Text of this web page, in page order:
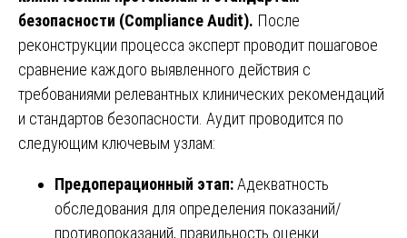
безопасности (Compliance Audit). После
реконструкции процесса эксперт проводит пошаговое
сравнение каждого выявленного действия с
требованиями релевантных клинических рекомендаций
и стандартов безопасности. Аудит проводится по
следующим ключевым узлам:
Предоперационный этап:Адекватность
обследования для определения показаний/
противопоказаний, правильность оценки